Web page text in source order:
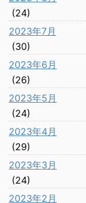
(24)
2023年7月
(30)
2023年6月
(26)
2023年5月
(24)
2023年4月
(29)
2023年3月
(24)
2023年2月